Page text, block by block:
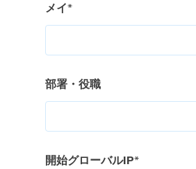
メイ*
部署・役職
開始グローバルIP*